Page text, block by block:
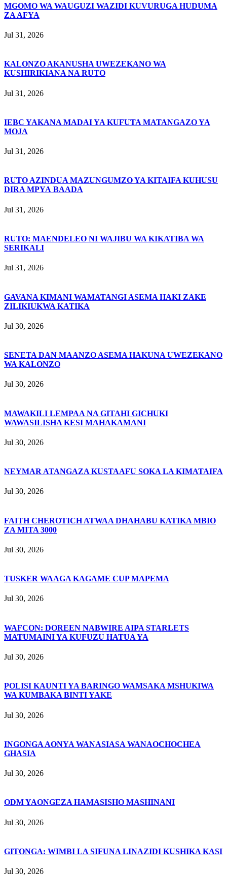
MGOMO WA WAUGUZI WAZIDI KUVURUGA HUDUMA
ZA AFYA
Jul 31, 2026
KALONZO AKANUSHA UWEZEKANO WA
KUSHIRIKIANA NA RUTO
Jul 31, 2026
IEBC YAKANA MADAI YA KUFUTA MATANGAZO YA
MOJA
Jul 31, 2026
RUTO AZINDUA MAZUNGUMZO YA KITAIFA KUHUSU
DIRA MPYA BAADA
Jul 31, 2026
RUTO: MAENDELEO NI WAJIBU WA KIKATIBA WA
SERIKALI
Jul 31, 2026
GAVANA KIMANI WAMATANGI ASEMA HAKI ZAKE
ZILIKIUKWA KATIKA
Jul 30, 2026
SENETA DAN MAANZO ASEMA HAKUNA UWEZEKANO
WA KALONZO
Jul 30, 2026
MAWAKILI LEMPAA NA GITAHI GICHUKI
WAWASILISHA KESI MAHAKAMANI
Jul 30, 2026
NEYMAR ATANGAZA KUSTAAFU SOKA LA KIMATAIFA
Jul 30, 2026
FAITH CHEROTICH ATWAA DHAHABU KATIKA MBIO
ZA MITA 3000
Jul 30, 2026
TUSKER WAAGA KAGAME CUP MAPEMA
Jul 30, 2026
WAFCON: DOREEN NABWIRE AIPA STARLETS
MATUMAINI YA KUFUZU HATUA YA
Jul 30, 2026
POLISI KAUNTI YA BARINGO WAMSAKA MSHUKIWA
WA KUMBAKA BINTI YAKE
Jul 30, 2026
INGONGA AONYA WANASIASA WANAOCHOCHEA
GHASIA
Jul 30, 2026
ODM YAONGEZA HAMASISHO MASHINANI
Jul 30, 2026
GITONGA: WIMBI LA SIFUNA LINAZIDI KUSHIKA KASI
Jul 30, 2026